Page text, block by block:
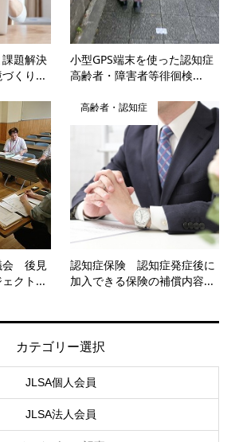
題解決
くり...
小型GPS端末を使った認知症
高齢者・障害者等徘徊検...
会 後見
クト...
高齢者・認知症
認知症保険 認知症発症後に
加入できる保険の補償内容...
カテゴリー選択
JLSA個人会員
JLSA法人会員